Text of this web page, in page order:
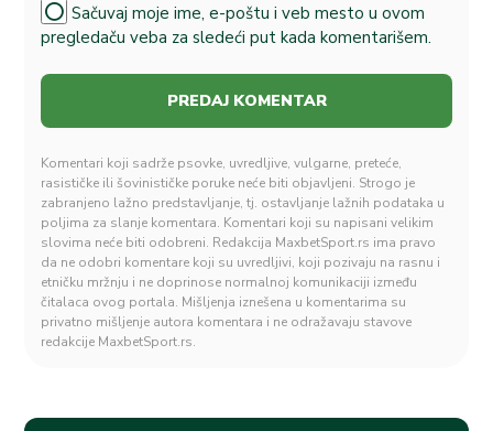
Sačuvaj moje ime, e-poštu i veb mesto u ovom
pregledaču veba za sledeći put kada komentarišem.
Komentari koji sadrže psovke, uvredljive, vulgarne, preteće,
rasističke ili šovinističke poruke neće biti objavljeni. Strogo je
zabranjeno lažno predstavljanje, tj. ostavljanje lažnih podataka u
poljima za slanje komentara. Komentari koji su napisani velikim
slovima neće biti odobreni. Redakcija MaxbetSport.rs ima pravo
da ne odobri komentare koji su uvredljivi, koji pozivaju na rasnu i
etničku mržnju i ne doprinose normalnoj komunikaciji između
čitalaca ovog portala. Mišljenja iznešena u komentarima su
privatno mišljenje autora komentara i ne odražavaju stavove
redakcije MaxbetSport.rs.